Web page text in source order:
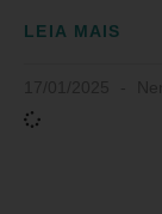
LEIA MAIS